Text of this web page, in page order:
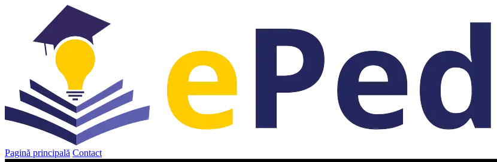
Pagină principală Contact